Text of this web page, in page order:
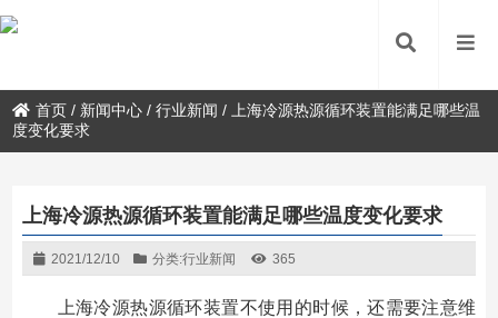
首页 / 新闻中心 /行业新闻 /
上海冷源热源循环装置能满足哪些温
度变化要求
上海冷源热源循环装置能满足哪些温度变化要求
2021/12/10 分类:行业新闻 365
上海冷源热源循环装置不使用的时候，还需要注意维